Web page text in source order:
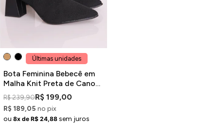
Últimas unidades
Bota Feminina Bebecê em
Malha Knit Preta de Cano
Curto
R$ 239,90R$ 199,00
R$ 189,05 no pix
ou 8x de R$ 24,88 sem juros